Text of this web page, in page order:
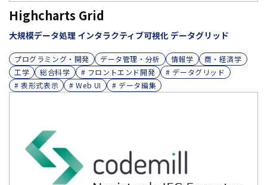
Highcharts Grid
大規模データ処理 インタラクティブ可視化 データグリッド
プログラミング・開発 データ管理・分析 情報学
商・経済学
工学
総合科学 # フロントエンド開発
# データグリッド
# 表形式表示
# Web UI # データ編集